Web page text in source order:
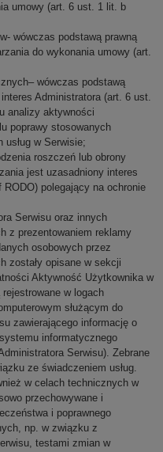
umowy (art. 6 ust. 1 lit. b
wówczas podstawą prawną
do wykonania umowy (art.
wówczas podstawą
Administratora (art. 6 ust.
analizy aktywności
poprawy stosowanych
w Serwisie;
roszczeń lub obrony
jest uzasadniony interes
polegający na ochronie
Serwisu oraz innych
z prezentowaniem reklamy
osobowych przez
zostały opisane w sekcji
Aktywność Użytkownika w
w logach
służącym do
zawierającego informację o
informatycznego
Serwisu). Zebrane
ze świadczeniem usług.
w celach technicznych w
przechowywane i
i poprawnego
np. w związku z
testami zmian w